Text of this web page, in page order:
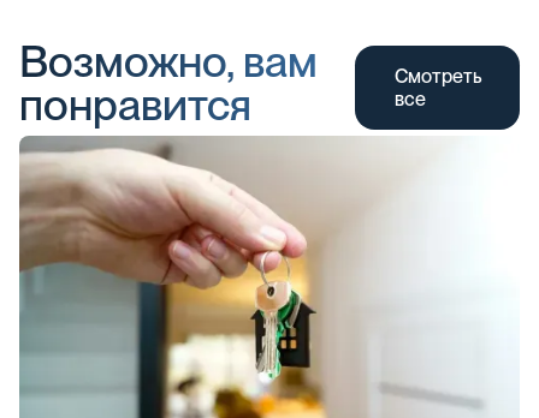
Возможно, вам
понравится
Смотреть
все